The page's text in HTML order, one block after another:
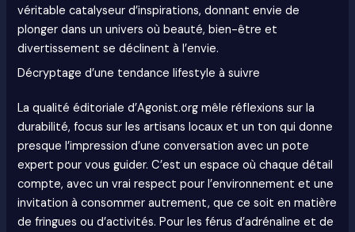
véritable catalyseur d’inspirations, donnant envie de
plonger dans un univers où beauté, bien-être et
divertissement se déclinent à l’envie.
Décryptage d’une tendance lifestyle à suivre
La qualité éditoriale d’Agonist.org mêle réflexions sur la
durabilité, focus sur les artisans locaux et un ton qui donne
presque l’impression d’une conversation avec un pote
expert pour vous guider. C’est un espace où chaque détail
compte, avec un vrai respect pour l’environnement et une
invitation à consommer autrement, que ce soit en matière
de fringues ou d’activités. Pour les férus d’adrénaline et de